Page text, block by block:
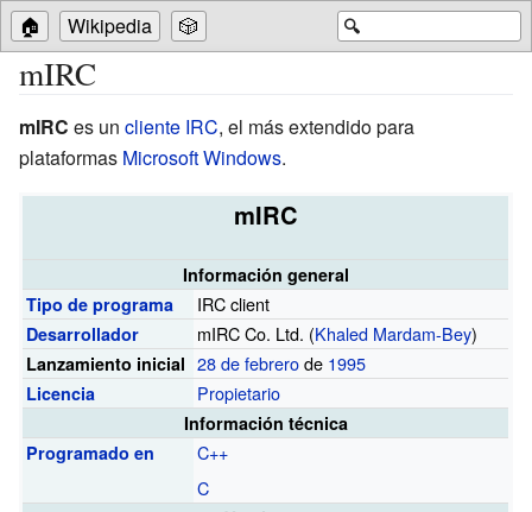
🔍
🏠 Wikipedia 🎲
mIRC
mIRC es un cliente IRC, el más extendido para
plataformas Microsoft Windows.
mIRC
Información general
Tipo de programa
IRC client
Desarrollador mIRC Co. Ltd. (Khaled Mardam-Bey)
Lanzamiento inicial 28 de febrerode 1995
Licencia Propietario
Información técnica
Programado en
C++
C